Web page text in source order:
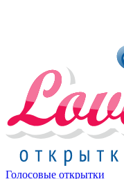
Голосовые открытки